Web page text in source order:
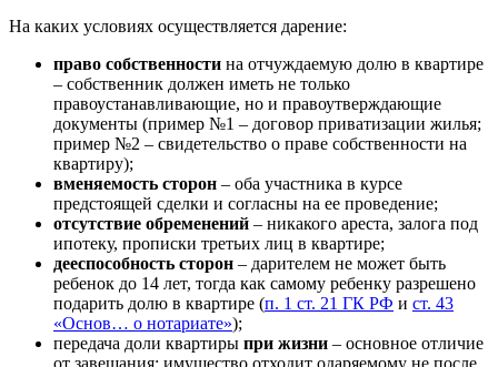
На каких условиях осуществляется дарение:
право собственности на отчуждаемую долю в квартире
– собственник должен иметь не только
правоустанавливающие, но и правоутверждающие
документы (пример №1 – договор приватизации жилья;
пример №2 – свидетельство о праве собственности на
квартиру);
вменяемость сторон – оба участника в курсе
предстоящей сделки и согласны на ее проведение;
отсутствие обременений – никакого ареста, залога под
ипотеку, прописки третьих лиц в квартире;
дееспособность сторон – дарителем не может быть
ребенок до 14 лет, тогда как самому ребенку разрешено
подарить долю в квартире (п. 1 ст. 21 ГК РФ и ст. 43
«Основ… о нотариате»);
передача доли квартиры при жизни – основное отличие